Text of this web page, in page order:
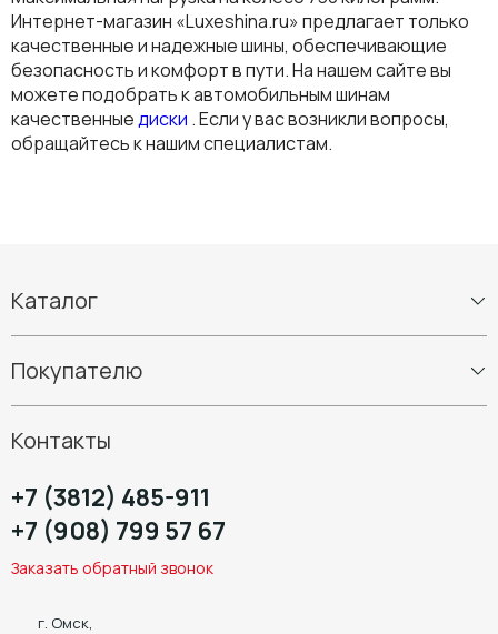
Интернет-магазин «Luxeshina.ru» предлагает только
качественные и надежные шины, обеспечивающие
безопасность и комфорт в пути. На нашем сайте вы
можете подобрать к автомобильным шинам
качественныедиски . Если у вас возникли вопросы,
обращайтесь к нашим специалистам.
Каталог
Диски
Шиномонтаж
Покупателю
Контакты
+7 (3812) 485-911
+7 (908) 799 57 67
Заказать обратный звонок
г. Омск,